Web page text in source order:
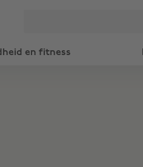
en fitness